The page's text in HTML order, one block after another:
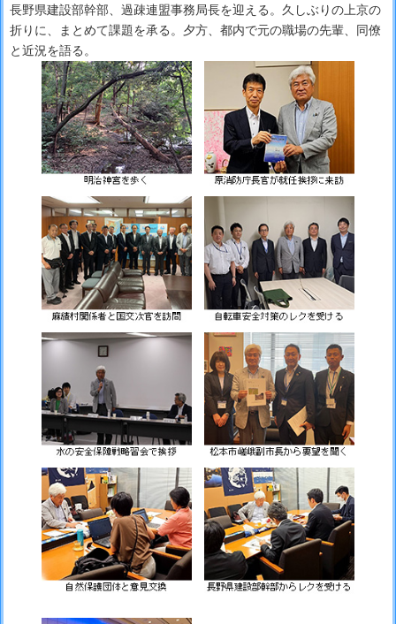
長野県建設部幹部、過疎連盟事務局長を迎える。久しぶりの上京の
折りに、まとめて課題を承る。夕方、都内で元の職場の先輩、同僚
と近況を語る。